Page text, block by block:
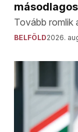
Tovább romlik
BELFÖLD2026.